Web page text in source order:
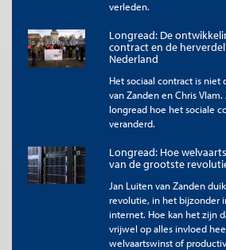
verleden.
Longread: De
contract en de
Nederland
Het sociaal contract is niet
van Zanden en Chris
longread hoe het sociale
veranderd.
Longread: Hoe
van de grootste
Jan Luiten van Zanden
revolutie, in het bijzonder
internet. Hoe kan het zijn
vrijwel op alles invloed
welvaartswinst of